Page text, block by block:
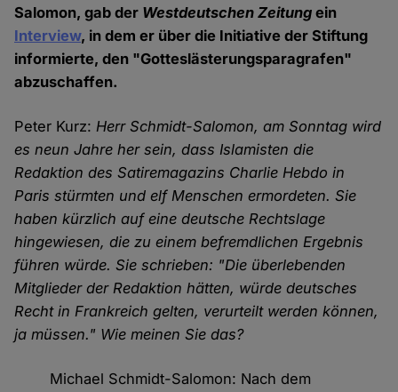
Salomon, gab der Westdeutschen Zeitung ein
Interview, in dem er über die Initiative der Stiftung
informierte, den "Gotteslästerungsparagrafen"
abzuschaffen.
Peter Kurz:Herr Schmidt-Salomon, am Sonntag wird
es neun Jahre her sein, dass Islamisten die
Redaktion des Satiremagazins Charlie Hebdo in
Paris stürmten und elf Menschen ermordeten. Sie
haben kürzlich auf eine deutsche Rechtslage
hingewiesen, die zu einem befremdlichen Ergebnis
führen würde. Sie schrieben: "Die überlebenden
Mitglieder der Redaktion hätten, würde deutsches
Recht in Frankreich gelten, verurteilt werden können,
ja müssen." Wie meinen Sie das?
Michael Schmidt-Salomon: Nach dem